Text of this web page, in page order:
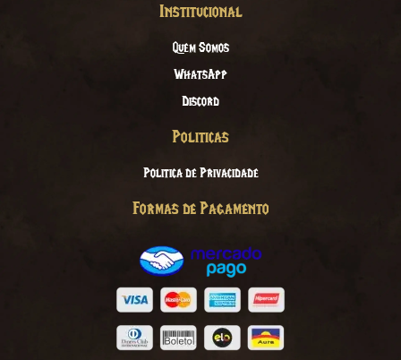
Institucional
Quem Somos
WhatsApp
Discord
Politicas
Politica de Privacidade
Formas de Pagamento